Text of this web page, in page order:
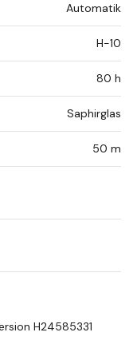
Automatik
H-10
80 h
Saphirglas
50 m
H24585331